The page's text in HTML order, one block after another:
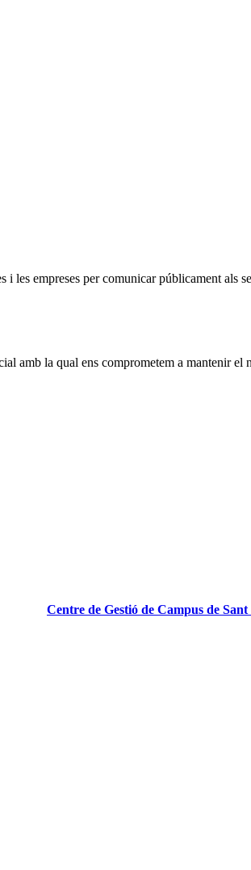
les empreses per comunicar públicament als
amb la qual ens comprometem a mantenir el
Centre de Gestió de Campus de Sant